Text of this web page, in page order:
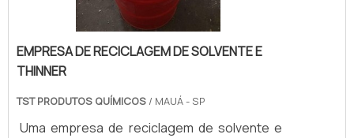
EMPRESA DE RECICLAGEM DE SOLVENTE E
THINNER
TST PRODUTOS QUÍMICOS / MAUÁ - SP
Uma empresa de reciclagem de solvente e